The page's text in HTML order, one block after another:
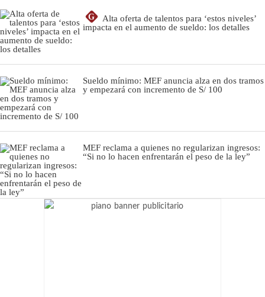
G
Alta oferta de talentos para ‘estos niveles’
impacta en el aumento de sueldo: los detalles
Sueldo mínimo: MEF anuncia alza en dos tramos
y empezará con incremento de S/ 100
MEF reclama a quienes no regularizan ingresos:
“Si no lo hacen enfrentarán el peso de la ley”